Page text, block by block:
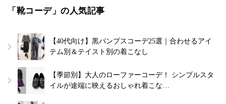
「靴コーデ」の人気記事
【40代向け】黒パンプスコーデ25選｜合わせるアイ
テム別＆テイスト別の着こなし
【季節別】大人のローファーコーデ！ シンプルスタ
イルが途端に映えるおしゃれ着こな…